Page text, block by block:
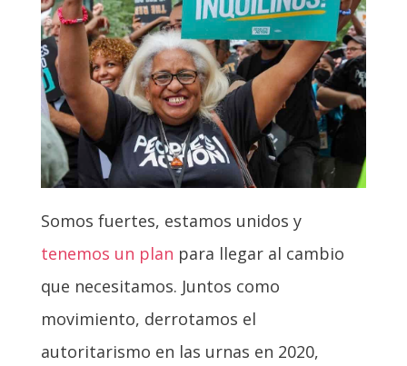
Somos fuertes, estamos unidos y
tenemos un plan para llegar al cambio
que necesitamos. Juntos como
movimiento, derrotamos el
autoritarismo en las urnas en 2020,